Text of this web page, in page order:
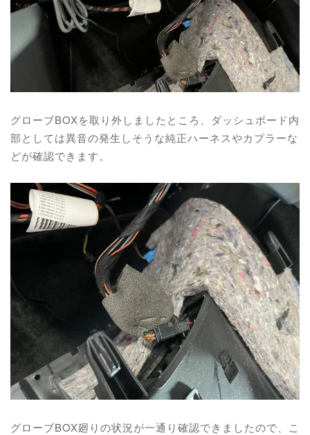
グローブBOXを取り外しましたところ、ダッシュボード内
部としては異音の発生しそうな純正ハーネスやカプラーな
どが確認できます。
グローブBOX廻りの状況が一通り確認できましたので、こ